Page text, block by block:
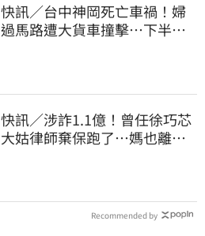
快訊／台中神岡死亡車禍！婦
過馬路遭大貨車撞擊…下半身
快訊／涉詐1.1億！曾任徐巧芯
大姑律師棄保跑了…媽也離
Recommended by